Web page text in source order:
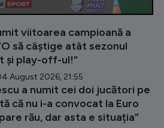
viitoarea campioană a
să câștige atât sezonul
și play-off-ul!”
August 2026, 21:55
a numit cei doi jucători pe
că nu i-a convocat la Euro
rău, dar asta e situația”